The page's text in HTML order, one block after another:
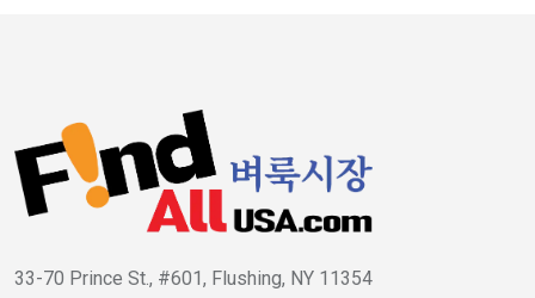
33-70 Prince St., #601, Flushing, NY 11354